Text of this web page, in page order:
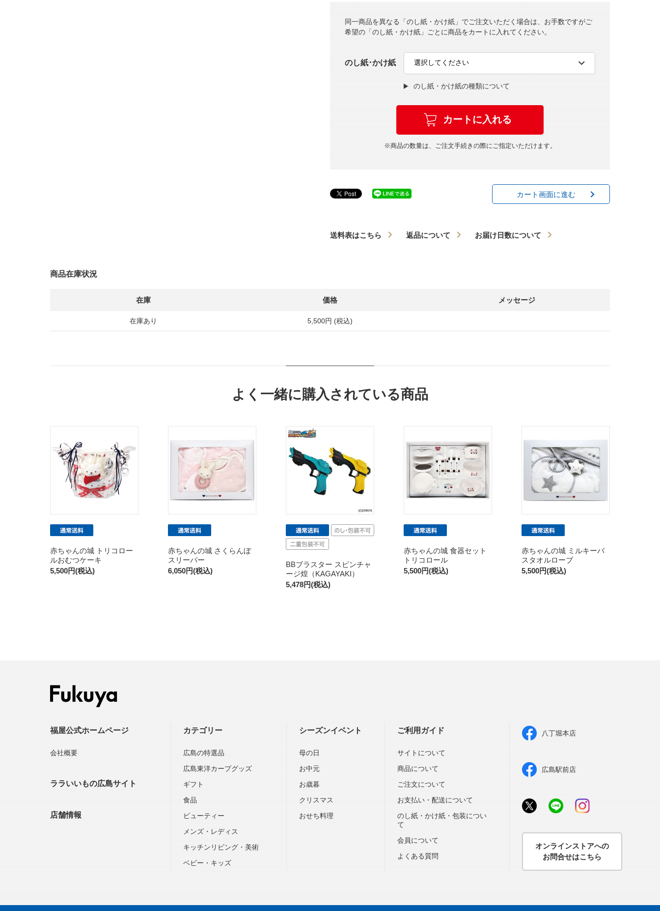
同一商品を異なる「のし紙・かけ紙」でご注文いただく場合は、お手数ですがご
希望の「のし紙・かけ紙」ごとに商品をカートに入れてください。
のし紙･かけ紙
のし紙・かけ紙の種類について
※商品の数量は、ご注文手続きの際にご指定いただけます。
カート画面に進む
送料表はこちら 返品について お届け日数について
商品在庫状況
在庫 価格 メッセージ
在庫あり 5,500円 (税込)
よく一緒に購入されている商品
赤ちゃんの城 トリコロー
ルおむつケーキ
5,500円(税込)
赤ちゃんの城 さくらんぼ
スリーパー
6,050円(税込)
BBブラスター スピンチャ
ージ煌（KAGAYAKI）
5,478円(税込)
赤ちゃんの城 食器セット
トリコロール
5,500円(税込)
赤ちゃんの城 ミルキーバ
スタオルローブ
5,500円(税込)
福屋公式ホームページ
会社概要
ララいいもの広島サイト
店舗情報
カテゴリー
広島の特選品
広島東洋カープグッズ
ギフト
食品
ビューティー
メンズ・レディス
キッチンリビング・美術
ベビー・キッズ
シーズンイベント
母の日
お中元
お歳暮
クリスマス
おせち料理
ご利用ガイド
サイトについて
商品について
ご注文について
お支払い・配送について
のし紙・かけ紙・包装につい
て
会員について
よくある質問
八丁堀本店
広島駅前店
オンラインストアへの
お問合せはこちら